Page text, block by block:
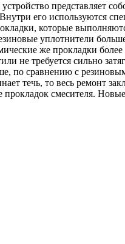
представляет
его используются
которые
уплотнители
же прокладки более
не требуется сильно
по сравнению с
течь, то весь ремонт
прокладок смесителя.